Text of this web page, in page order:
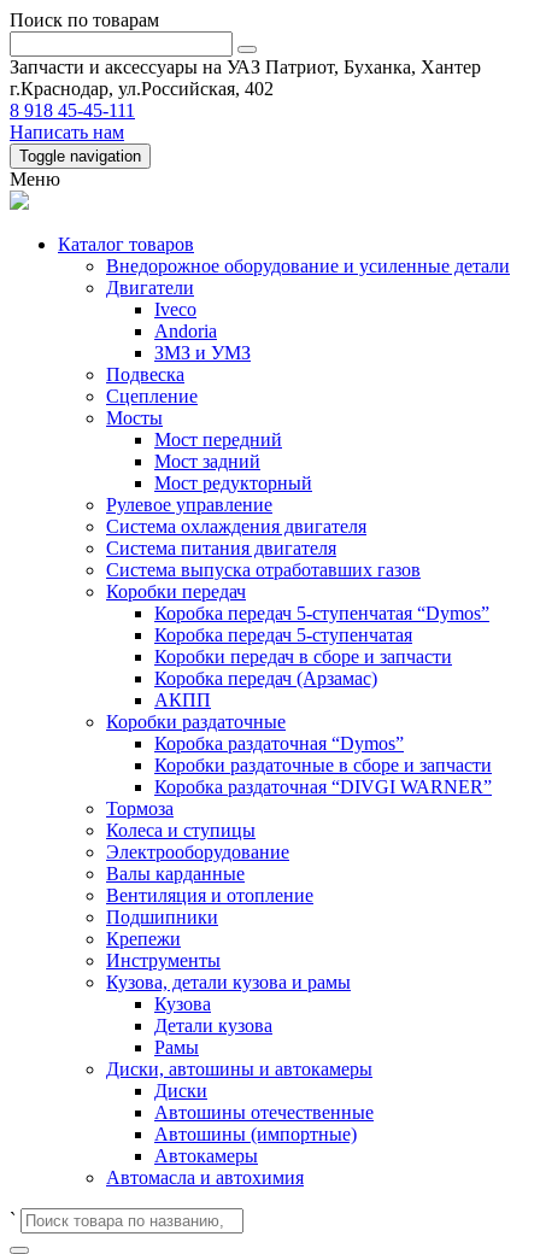
Поиск по товарам
Запчасти и аксессуары на УАЗ Патриот, Буханка, Хантер
г.Краснодар, ул.Российская, 402
8 918 45-45-111
Написать нам
Toggle navigation
Меню
Каталог товаров
Внедорожное оборудование и усиленные детали
Двигатели
Iveco
Andoria
ЗМЗ и УМЗ
Подвеска
Сцепление
Мосты
Мост передний
Мост задний
Мост редукторный
Рулевое управление
Система охлаждения двигателя
Система питания двигателя
Система выпуска отработавших газов
Коробки передач
Коробка передач 5-ступенчатая “Dymos”
Коробка передач 5-ступенчатая
Коробки передач в сборе и запчасти
Коробка передач (Арзамас)
АКПП
Коробки раздаточные
Коробка раздаточная “Dymos”
Коробки раздаточные в сборе и запчасти
Коробка раздаточная “DIVGI WARNER”
Тормоза
Колеса и ступицы
Электрооборудование
Валы карданные
Вентиляция и отопление
Подшипники
Крепежи
Инструменты
Кузова, детали кузова и рамы
Кузова
Детали кузова
Рамы
Диски, автошины и автокамеры
Диски
Автошины отечественные
Автошины (импортные)
Автокамеры
Автомасла и автохимия
`